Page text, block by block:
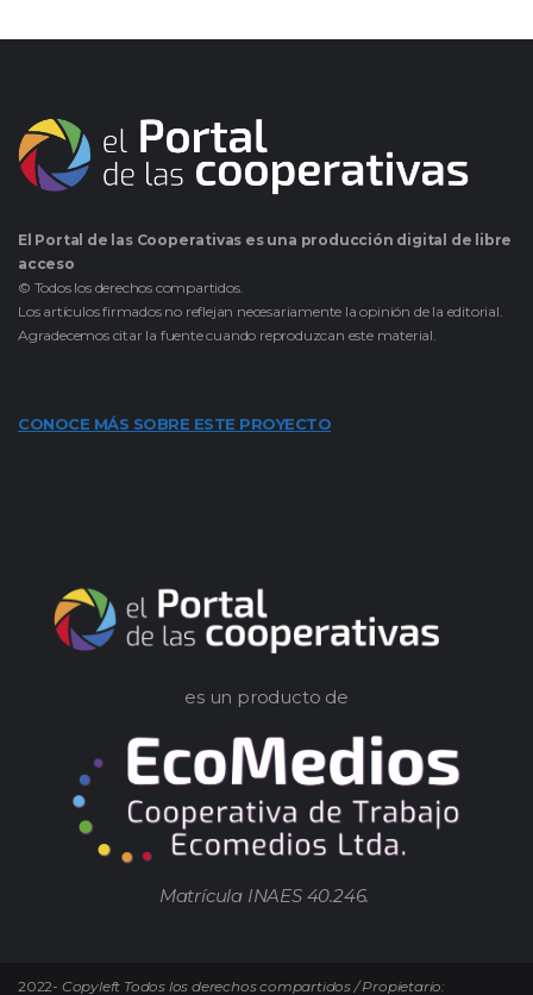
El Portal de las Cooperativas es una producción digital de libre
acceso
© Todos los derechos compartidos.
Los artículos firmados no reflejan necesariamente la opinión de la editorial.
Agradecemos citar la fuente cuando reproduzcan este material.
CONOCE MÁS SOBRE ESTE PROYECTO
es un producto de
Matrícula INAES 40.246.
2022- Copyleft Todos los derechos compartidos / Propietario: